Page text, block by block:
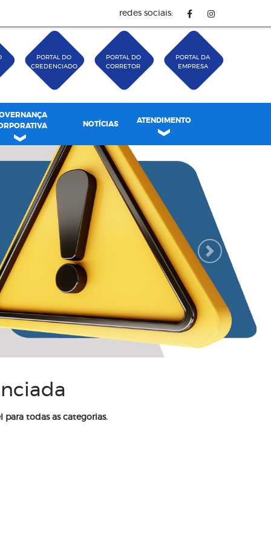
redes sociais:
PORTAL DO
CREDENCIADO
PORTAL DO
CORRETOR
PORTAL DA
EMPRESA
NOTÍCIAS ATENDIMENTO